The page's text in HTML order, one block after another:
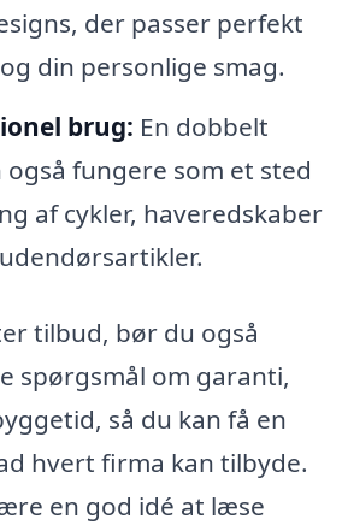
der passer perfekt
din personlige smag.
brug: En dobbelt
fungere som et sted
af cykler, haveredskaber
tilbud, bør du også
spørgsmål om garanti,
så du kan få en
hvert firma kan tilbyde.
en god idé at læse